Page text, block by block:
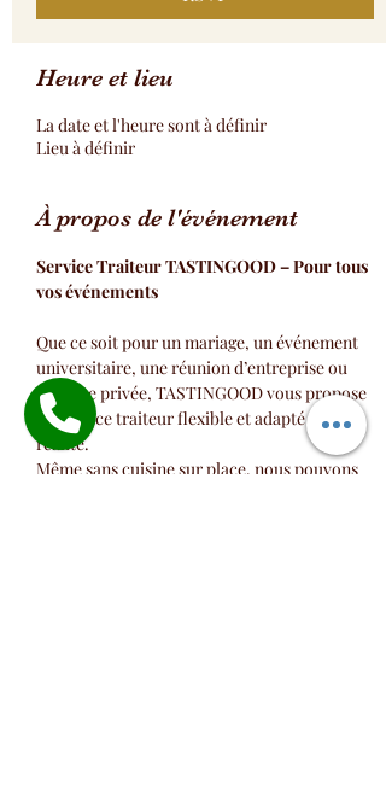
Heure et lieu
La date et l'heure sont à définir
Lieu à définir
À propos de l'événement
Service Traiteur TASTINGOOD – Pour tous
vos événements
Que ce soit pour un mariage, un événement
universitaire, une réunion d’entreprise ou
une fête privée, TASTINGOOD vous propose
un service traiteur flexible et adapté à votre
réalité.
Même sans cuisine sur place, nous pouvons